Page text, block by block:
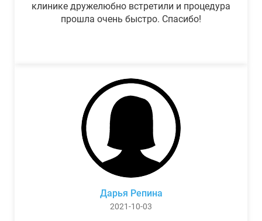
клинике дружелюбно встретили и процедура
прошла очень быстро. Спасибо!
Дарья Репина
2021-10-03